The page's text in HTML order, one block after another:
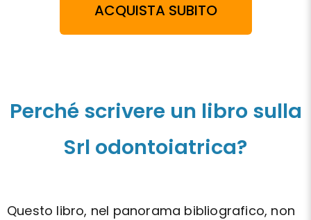
ACQUISTA SUBITO
Perché scrivere un libro sulla
Srl odontoiatrica?
Questo libro, nel panorama bibliografico, non